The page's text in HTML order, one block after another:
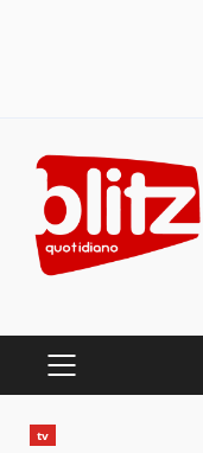
content
PRIMARY
tv